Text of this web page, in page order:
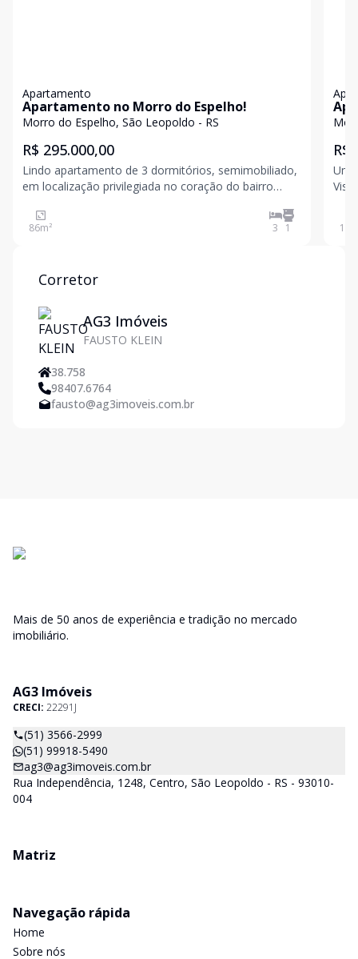
Apartamento
Apartamento no Morro do Espelho!
Morro do Espelho, São Leopoldo - RS
R$ 295.000,00
Lindo apartamento de 3 dormitórios, semimobiliado,
em localização privilegiada no coração do bairro
farmácias, praças e demais conveniências, o imóvel
oferece praticidade e bem-estar para toda a família.
86m² 3 1
R$
Um
161
Corretor
AG3 Imóveis
FAUSTO KLEIN
38.758
98407.6764
fausto@ag3imoveis.com.br
Mais de 50 anos de experiência e tradição no mercado
imobiliário.
AG3 Imóveis
CRECI: 22291J
(51) 3566-2999
(51) 99918-5490
ag3@ag3imoveis.com.br
Rua Independência, 1248, Centro, São Leopoldo - RS - 93010-
004
Matriz
Navegação rápida
Home
Sobre nós